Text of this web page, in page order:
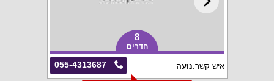
8
חדרים
055-4313687 איש קשר:נועה